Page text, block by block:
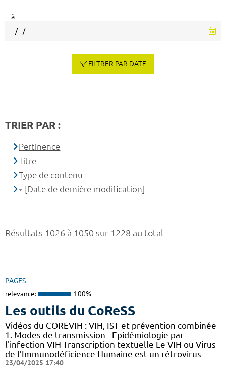
Résultats 1026 à 1050 sur 1228 au total
PAGES
relevance: 100%
Les outils du CoReSS
Vidéos du COREVIH : VIH, IST et prévention combinée
1. Modes de transmission - Epidémiologie par
l'infection VIH Transcription textuelle Le VIH ou Virus
de l’Immunodéficience Humaine est un rétrovirus
23/04/2025 17:40
à
FILTRER PAR DATE
TRIER PAR :
Pertinence
Titre
Type de contenu
[Date de dernière modification]